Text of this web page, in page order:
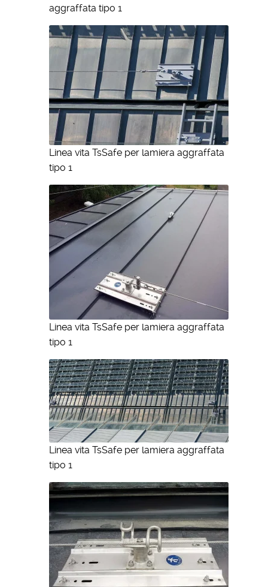
aggraffata tipo 1
Linea vita TsSafe per lamiera aggraffata
tipo 1
Linea vita TsSafe per lamiera aggraffata
tipo 1
Linea vita TsSafe per lamiera aggraffata
tipo 1